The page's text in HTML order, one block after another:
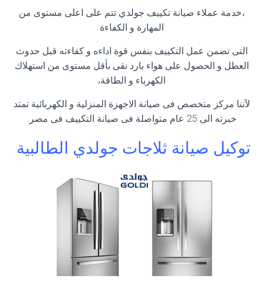
،خدمة عملاء صيانة تكييف جولدي تتم على اعلى مستوى من
المهارة و الكفاءة
التى تضمن عمل التكييف بنفس قوة اداءه و كفاءته قبل حدوث
العطل و الحصول على هواء بارد نقى بأقل مستوى من استهلاك
الكهرباء و الطاقة،
لآننا مركز متخصص فى صيانة الاجهزة المنزلية و الكهربائية تمتد
خبرته الى 25 عام متواصلة فى صيانة التكييف فى مصر.
توكيل صيانة ثلاجات جولدي الطالبية